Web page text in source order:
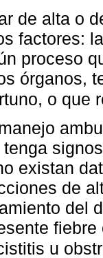
de alta o
factores:
proceso
órganos,
o que
existan
de
del
u